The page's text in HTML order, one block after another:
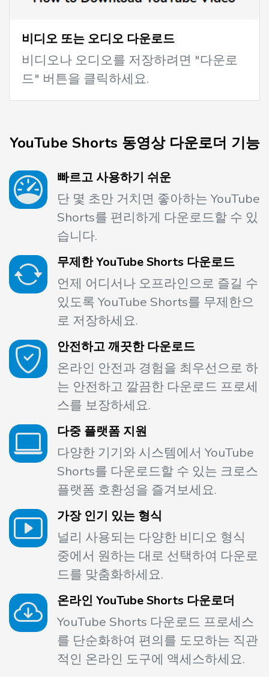
비디오 또는 오디오 다운로드
비디오나 오디오를 저장하려면 "다운로
드" 버튼을 클릭하세요.
YouTube Shorts 동영상 다운로더 기능
빠르고 사용하기 쉬운
단 몇 초만 거치면 좋아하는 YouTube
Shorts를 편리하게 다운로드할 수 있
습니다.
무제한 YouTube Shorts 다운로드
언제 어디서나 오프라인으로 즐길 수
있도록 YouTube Shorts를 무제한으
로 저장하세요.
안전하고 깨끗한 다운로드
온라인 안전과 경험을 최우선으로 하
는 안전하고 깔끔한 다운로드 프로세
스를 보장하세요.
다중 플랫폼 지원
다양한 기기와 시스템에서 YouTube
Shorts를 다운로드할 수 있는 크로스
플랫폼 호환성을 즐겨보세요.
가장 인기 있는 형식
널리 사용되는 다양한 비디오 형식
중에서 원하는 대로 선택하여 다운로
드를 맞춤화하세요.
온라인 YouTube Shorts 다운로더
YouTube Shorts 다운로드 프로세스
를 단순화하여 편의를 도모하는 직관
적인 온라인 도구에 액세스하세요.